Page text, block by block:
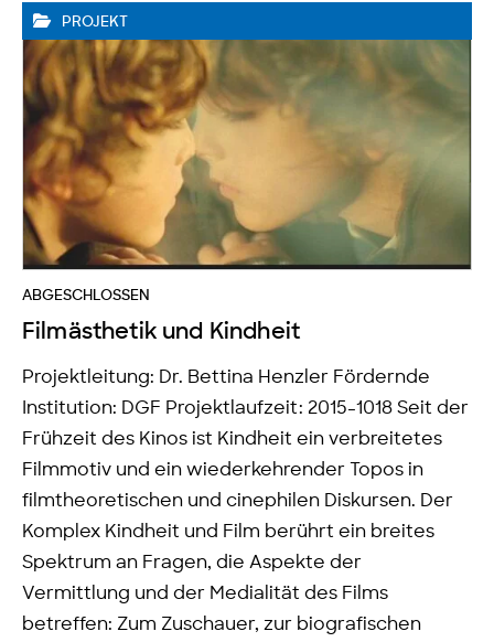
PROJEKT
ABGESCHLOSSEN
Filmästhetik und Kindheit
Projektleitung: Dr. Bettina Henzler Fördernde
Institution: DGF Projektlaufzeit: 2015-1018 Seit der
Frühzeit des Kinos ist Kindheit ein verbreitetes
Filmmotiv und ein wiederkehrender Topos in
filmtheoretischen und cinephilen Diskursen. Der
Komplex Kindheit und Film berührt ein breites
Spektrum an Fragen, die Aspekte der
Vermittlung und der Medialität des Films
betreffen: Zum Zuschauer, zur biografischen